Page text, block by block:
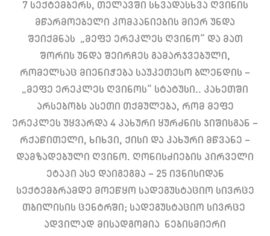
7 სექტემბერს, თელავში სხვადასხვა ღვინის
მწარმოებელი კომპანიების მიერ უნდა
შეიქმნას „მეფე ერეკლეს ღვინო“ და მათ
შორის უნდა შეირჩეს გამარჯვებული,
რომელსაც მიენიჭება საუკეთესო ბლენდის –
„მეფე ერეკლეს ღვინოს“ სტატუსი.. კახეთში
არსებობს ასეთი თქმულება, რომ მეფე
ერეკლეს უყვარდა 4 კახური ყურძნის ჯიშისგან –
რქაწითელი, ხიხვი, ქისი და კახური მწვანე –
დამზადებული ღვინო. ღონისძიების პირველი
ეტაპი ასე დაიგეგმა – 25 ივნისიდან
სექტემბრამდე მოეწყო სადეგუსტაციო სივრცე
თბილისის ცენტრში; სადეგუსტაციო სივრცე
ადვილად მისადგომია ნებისმიერი